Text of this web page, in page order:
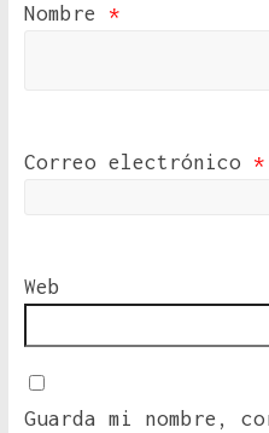
Nombre *
Correo electrónico *
Web
Guarda mi nombre,